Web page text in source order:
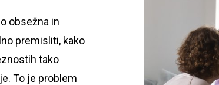
obsežna in
premisliti, kako
tako
To je problem